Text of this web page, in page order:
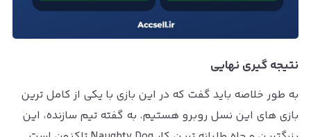
نتیجه گیری نهایی
به طور خلاصه باید گفت که در این بازی با یکی از کامل ترین
بازی های این نسل روبرو هستیم. به گفته تیم سازنده، این